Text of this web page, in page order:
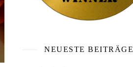
NEUESTE BEITRÄGE